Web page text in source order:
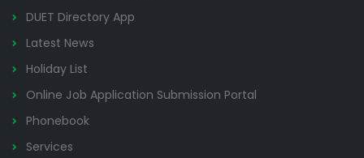
DUET Directory App
Latest News
Holiday List
Online Job Application Submission Portal
Phonebook
Services